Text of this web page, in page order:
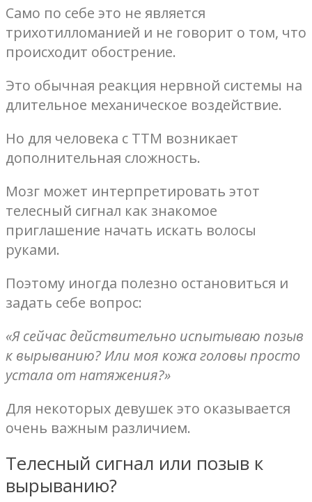
Само по себе это не является
трихотилломанией и не говорит о том, что
происходит обострение.
Это обычная реакция нервной системы на
длительное механическое воздействие.
Но для человека с ТТМ возникает
дополнительная сложность.
Мозг может интерпретировать этот
телесный сигнал как знакомое
приглашение начать искать волосы
руками.
Поэтому иногда полезно остановиться и
задать себе вопрос:
«Я сейчас действительно испытываю позыв
к вырыванию? Или моя кожа головы просто
устала от натяжения?»
Для некоторых девушек это оказывается
очень важным различием.
Телесный сигнал или позыв к
вырыванию?